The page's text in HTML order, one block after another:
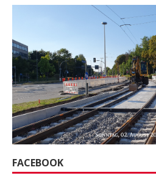
FACEBOOK